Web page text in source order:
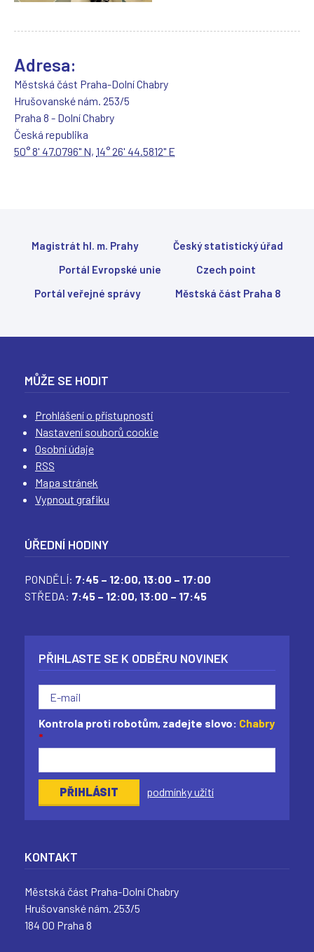
Adresa:
Městská část Praha-Dolní Chabry
Hrušovanské nám. 253/5
Praha 8 - Dolní Chabry
Česká republika
50° 8' 47.0796" N, 14° 26' 44.5812" E
Magistrát hl. m. Prahy
Český statistický úřad
Portál Evropské unie
Czech point
Portál veřejné správy
Městská část Praha 8
MŮŽE SE HODIT
Prohlášení o přístupnosti
Nastavení souborů cookie
Osobní údaje
RSS
Mapa stránek
Vypnout grafiku
ÚŘEDNÍ HODINY
PONDĚLÍ: 7:45 – 12:00, 13:00 – 17:00
STŘEDA: 7:45 – 12:00, 13:00 – 17:45
PŘIHLASTE SE K ODBĚRU NOVINEK
Kontrola proti robotům, zadejte slovo: Chabry
*
podmínky užití
KONTAKT
Městská část Praha-Dolní Chabry
Hrušovanské nám. 253/5
184 00 Praha 8